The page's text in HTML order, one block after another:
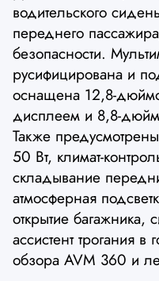
водительского
переднего
безопасности.
русифицирована и
оснащена 12,8-
дисплеем и 8,8-
Также
50 Вт, климат-
складывание
атмосферная
открытие багажника,
ассистент трогания в
обзора AVM 360 и